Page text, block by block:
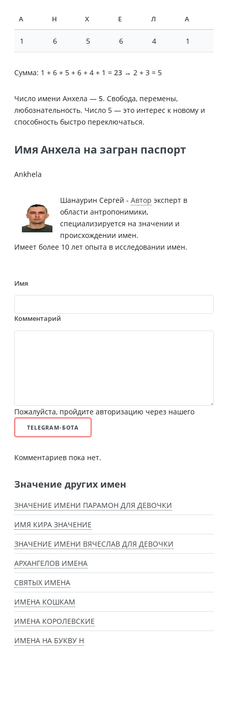
А Н Х Е Л А
1 6 5 6 4 1
Сумма: 1 + 6 + 5 + 6 + 4 + 1 = 23 → 2 + 3 = 5
Число имени Анхела — 5. Свобода, перемены,
любознательность. Число 5 — это интерес к новому и
способность быстро переключаться.
Имя Анхела на загран паспорт
Ankhela
Шанаурин Сергей - Автор эксперт в
области антропонимики,
специализируется на значении и
происхождении имен.
Имеет более 10 лет опыта в исследовании имен.
Имя
Комментарий
Пожалуйста, пройдите авторизацию через нашего
TELEGRAM-БОТА
Комментариев пока нет.
Значение других имен
ЗНАЧЕНИЕ ИМЕНИ ПАРАМОН ДЛЯ ДЕВОЧКИ
ИМЯ КИРА ЗНАЧЕНИЕ
ЗНАЧЕНИЕ ИМЕНИ ВЯЧЕСЛАВ ДЛЯ ДЕВОЧКИ
АРХАНГЕЛОВ ИМЕНА
СВЯТЫХ ИМЕНА
ИМЕНА КОШКАМ
ИМЕНА КОРОЛЕВСКИЕ
ИМЕНА НА БУКВУ Н